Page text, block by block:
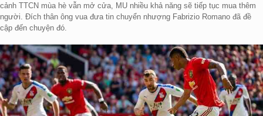
cảnh TTCN mùa hè vẫn mở cửa, MU nhiều khả năng sẽ tiếp tục mua thêm
người. Đích thân ông vua đưa tin chuyển nhượng Fabrizio Romano đã đề
cập đến chuyện đó.